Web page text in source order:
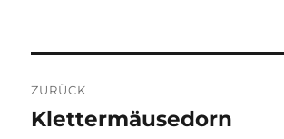
ZURÜCK
Vorheriger
Klettermäusedorn